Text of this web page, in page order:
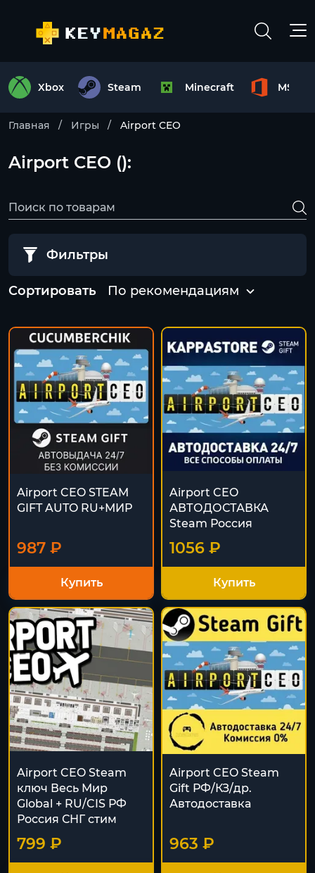
Xbox Steam Minecraft MS
Главная Игры Airport CEO
Airport CEO ():
Фильтры
Сортировать По рекомендациям
Airport CEO STEAM
GIFT AUTO RU+МИР
987 ₽
Купить
Airport CEO
АВТОДОСТАВКА
Steam Россия
1056 ₽
Купить
Airport CEO Steam
ключ Весь Мир
Global + RU/CIS РФ
Россия СНГ стим
799 ₽
Airport CEO Steam
Gift РФ/КЗ/др.
Автодоставка
963 ₽